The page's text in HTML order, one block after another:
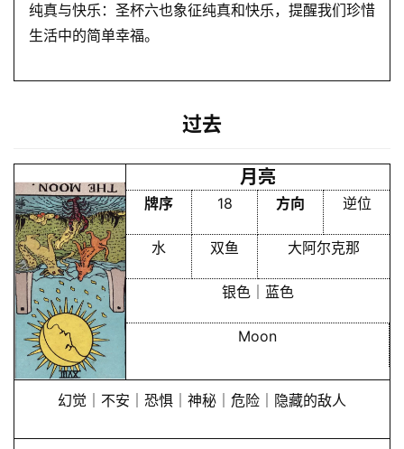
首
页
黄
历
占
纯真与快乐：圣杯六也象征纯真和快乐，提醒我们珍惜
生活中的简单幸福。
过去
月亮
牌序 18 方向 逆位
水 双鱼 大阿尔克那
银色｜蓝色
Moon
幻觉｜不安｜恐惧｜神秘｜危险｜隐藏的敌人